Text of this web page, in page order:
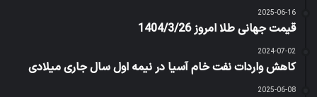
2025-06-16
قیمت جهانی طلا امروز 1404/3/26
2024-07-02
کاهش واردات نفت خام آسیا در نیمه اول سال جاری میلادی
2025-06-08